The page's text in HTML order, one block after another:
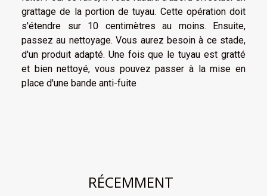
grattage de la portion de tuyau. Cette opération doit
s'étendre sur 10 centimètres au moins. Ensuite,
passez au nettoyage. Vous aurez besoin à ce stade,
d'un produit adapté. Une fois que le tuyau est gratté
et bien nettoyé, vous pouvez passer à la mise en
place d'une bande anti-fuite
RÉCEMMENT